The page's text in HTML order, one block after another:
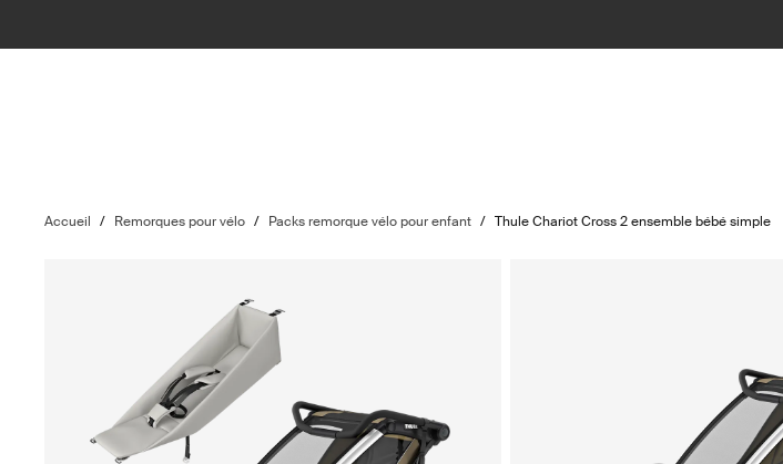
Accueil / Remorques pour vélo / Packs remorque vélo pour enfant / Thule Chariot Cross 2 ensemble bébé simple